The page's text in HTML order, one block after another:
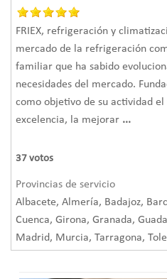
FRIEX, refrigeración y
mercado de la refrigeración
familiar que ha sabido
necesidades del mercado.
como objetivo de su actividad
excelencia, la mejorar ...
37 votos
Provincias de servicio
Albacete, Almería, Badajoz,
Cuenca, Girona, Granada,
Madrid, Murcia, Tarragona,